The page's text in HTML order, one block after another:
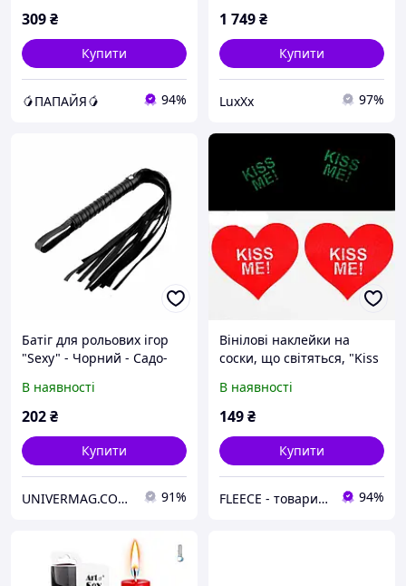
309₴
Купити
🥭ПАПАЙЯ🥭 94%
1 749₴
Купити
LuxXx 97%
Батіг для рольових ігор
"Sexy" - Чорний - Садо-
В наявності
202₴
Купити
UNIVERMAG.COM.UA - товари для дому та відпочинку 91%
Вінілові наклейки на
соски, що світяться, "Kiss
В наявності
149₴
Купити
FLEECE - товари для дому та туризму 94%